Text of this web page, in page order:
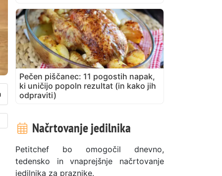
Pečen piščanec: 11 pogostih napak,
ki uničijo popoln rezultat (in kako jih
odpraviti)
Načrtovanje jedilnika
Petitchef bo omogočil dnevno,
tedensko in vnaprejšnje načrtovanje
jedilnika za praznike.